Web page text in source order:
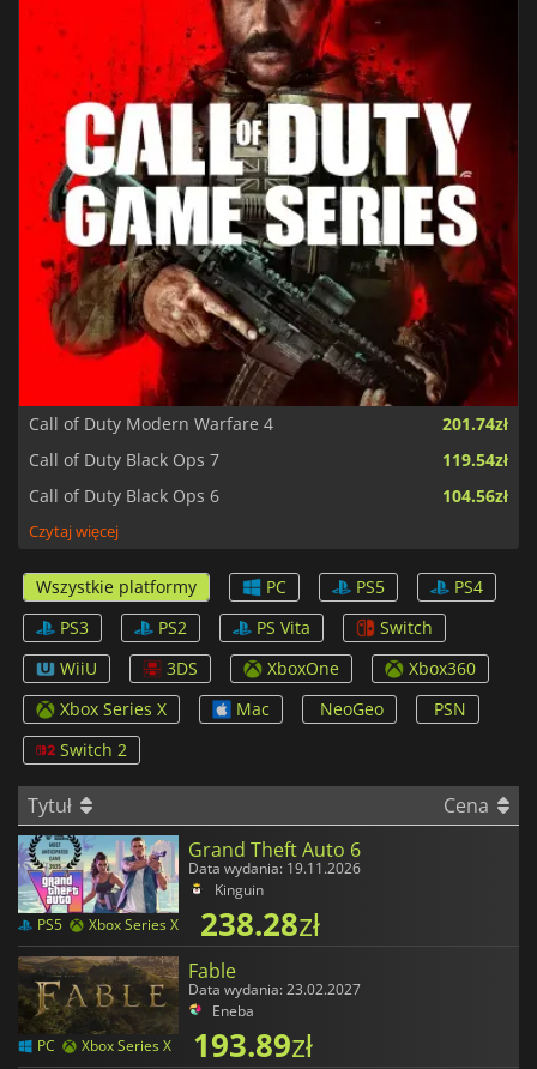
Call of Duty Modern Warfare 4
201.74zł
Call of Duty Black Ops 7
119.54zł
Call of Duty Black Ops 6
104.56zł
Czytaj więcej
Wszystkie platformy PC PS5
PS4
PS3
PS2 PS Vita
Switch
WiiU
3DS XboxOne
Xbox360
Xbox Series X
Mac NeoGeo
PSN
Switch 2
Tytuł
Cena
Grand Theft Auto 6
Data wydania: 19.11.2026
Kinguin
PS5
Xbox Series X 238.28zł
Fable
Data wydania: 23.02.2027
Eneba
PC
Xbox Series X 193.89zł